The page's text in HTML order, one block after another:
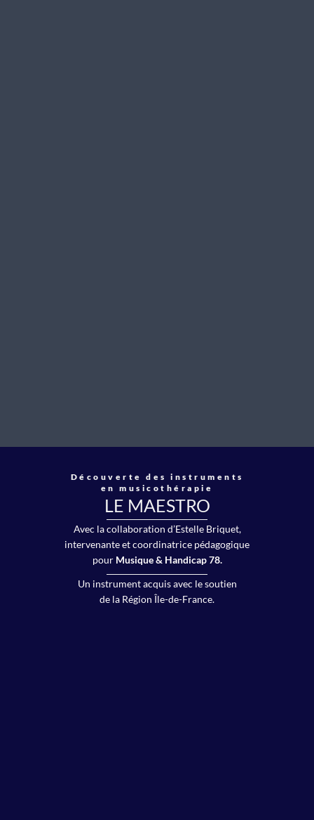
Découverte des instruments
en musicothérapie
LE MAESTRO
Avec la collaboration d’Estelle Briquet,
intervenante et coordinatrice pédagogique
pour Musique & Handicap 78.
Un instrument acquis avec le soutien
de la Région Île-de-France.